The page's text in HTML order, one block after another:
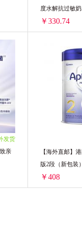
【DGZL】ddb 初始段 +限制2单/周-jd
度水解抗过敏
￥330.74
2罐装 ￥
发货
亲
【海外直邮】
版2段（新包装
￥408